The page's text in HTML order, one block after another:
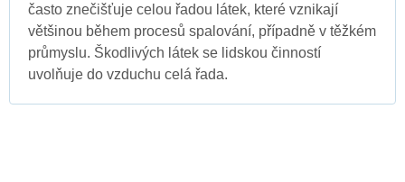
často znečišťuje celou řadou látek, které vznikají
většinou během procesů spalování, případně v těžkém
průmyslu. Škodlivých látek se lidskou činností
uvolňuje do vzduchu celá řada.